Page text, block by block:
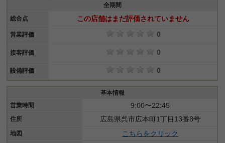
全期間
総合点
この店舗はまだ評価されていません
営業評価 0
接客評価 0
設備評価 0
基本情報
営業時間
9:00〜22:45
住所 広島県呉市広本町1丁目13番8号
地図 こちらをクリック